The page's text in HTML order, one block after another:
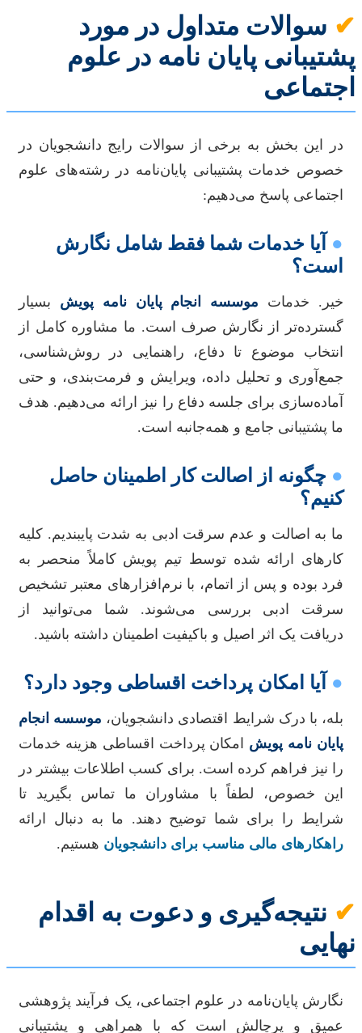
✔ سوالات متداول در مورد
پشتیبانی پایان نامه در علوم
اجتماعی
در این بخش به برخی از سوالات رایج دانشجویان در
خصوص خدمات پشتیبانی پایان‌نامه در رشته‌های علوم
اجتماعی پاسخ می‌دهیم:
● آیا خدمات شما فقط شامل نگارش
است؟
خیر. خدمات موسسه انجام پایان نامه پویش بسیار
گسترده‌تر از نگارش صرف است. ما مشاوره کامل از
انتخاب موضوع تا دفاع، راهنمایی در روش‌شناسی،
جمع‌آوری و تحلیل داده، ویرایش و فرمت‌بندی، و حتی
آماده‌سازی برای جلسه دفاع را نیز ارائه می‌دهیم. هدف
ما پشتیبانی جامع و همه‌جانبه است.
● چگونه از اصالت کار اطمینان حاصل
کنیم؟
ما به اصالت و عدم سرقت ادبی به شدت پایبندیم. کلیه
کارهای ارائه شده توسط تیم پویش کاملاً منحصر به
فرد بوده و پس از اتمام، با نرم‌افزارهای معتبر تشخیص
سرقت ادبی بررسی می‌شوند. شما می‌توانید از
دریافت یک اثر اصیل و باکیفیت اطمینان داشته باشید.
● آیا امکان پرداخت اقساطی وجود دارد؟
بله، با درک شرایط اقتصادی دانشجویان، موسسه انجام
پایان نامه پویش امکان پرداخت اقساطی هزینه خدمات
را نیز فراهم کرده است. برای کسب اطلاعات بیشتر در
این خصوص، لطفاً با مشاوران ما تماس بگیرید تا
شرایط را برای شما توضیح دهند. ما به دنبال ارائه
راهکارهای مالی مناسب برای دانشجویان هستیم.
✔ نتیجه‌گیری و دعوت به اقدام
نهایی
نگارش پایان‌نامه در علوم اجتماعی، یک فرآیند پژوهشی
عمیق و پرچالش است که با همراهی و پشتیبانی